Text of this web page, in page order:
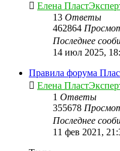
Елена
13 Ответы
462864
Последнее
14 июл 2025,
Правила форума
Елена
1 Ответы
355678
Последнее
11 фев 2021,